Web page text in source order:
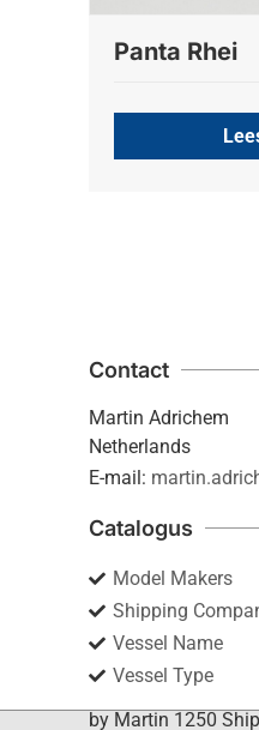
Panta Rhei
Contact
Martin Adrichem
Netherlands
E-mail:
Catalogus
Model Makers
Shipping
Vessel Name
Vessel Type
by Martin 1250